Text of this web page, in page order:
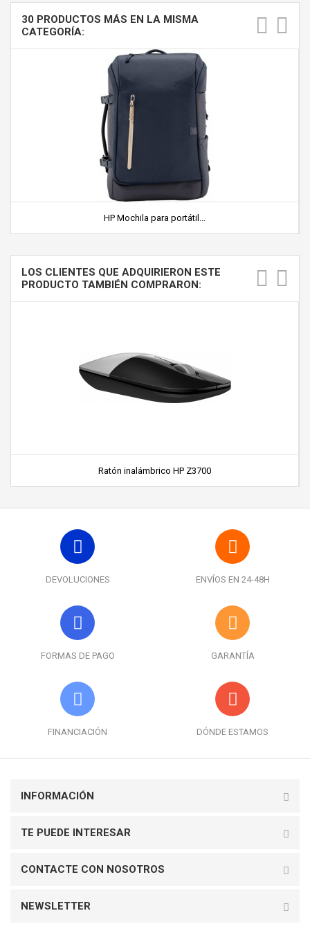
30 PRODUCTOS MÁS EN LA MISMA
CATEGORÍA:
HP Mochila para portátil...
LOS CLIENTES QUE ADQUIRIERON ESTE
PRODUCTO TAMBIÉN COMPRARON:
Ratón inalámbrico HP Z3700
DEVOLUCIONES ENVÍOS EN 24-48H
FORMAS DE PAGO GARANTÍA
FINANCIACIÓN DÓNDE ESTAMOS
INFORMACIÓN
TE PUEDE INTERESAR
CONTACTE CON NOSOTROS
NEWSLETTER